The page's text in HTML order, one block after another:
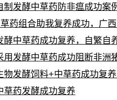
发酵中草药防非瘟成功案
药组合助我复养成功，广
中草药成功复养，自繁自
发酵中草药成功阻断非洲
发酵饲料+中草药成功复
草药发酵成功复养